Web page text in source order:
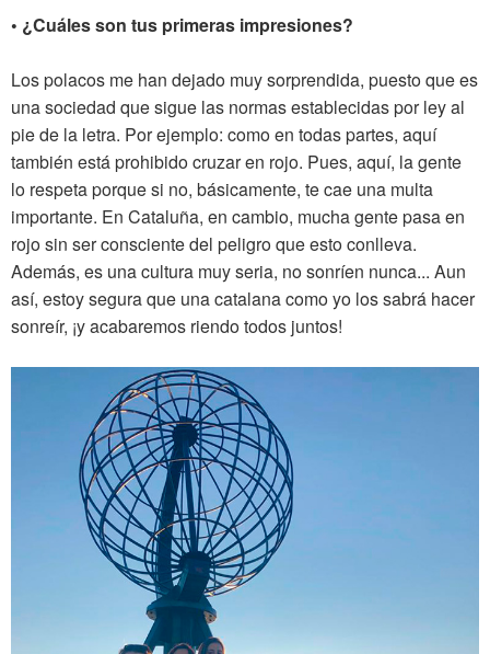
• ¿Cuáles son tus primeras impresiones?
Los polacos me han dejado muy sorprendida, puesto que es
una sociedad que sigue las normas establecidas por ley al
pie de la letra. Por ejemplo: como en todas partes, aquí
también está prohibido cruzar en rojo. Pues, aquí, la gente
lo respeta porque si no, básicamente, te cae una multa
importante. En Cataluña, en cambio, mucha gente pasa en
rojo sin ser consciente del peligro que esto conlleva.
Además, es una cultura muy seria, no sonríen nunca... Aun
así, estoy segura que una catalana como yo los sabrá hacer
sonreír, ¡y acabaremos riendo todos juntos!